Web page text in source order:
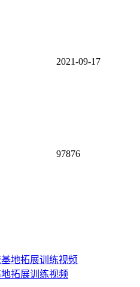
2021-09-17
97876
拓展训练视频